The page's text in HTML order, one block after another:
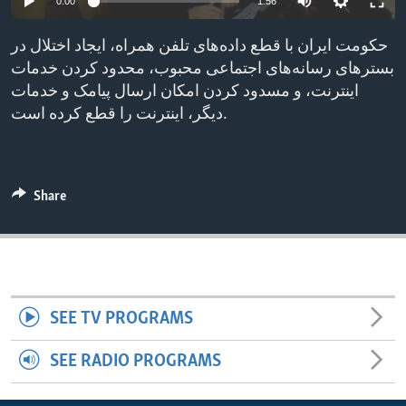
ENVIRONMENT AND HEALTH
IDEALS AND INSTITUTIONS
حکومت ایران با قطع داده‌های تلفن همراه، ایجاد اختلال در
بستر‌های رسانه‌های اجتماعی محبوب، محدود کردن خدمات
اینترنت، و مسدود کردن امکان ارسال پیامک و خدمات
دیگر، اینترنت را قطع کرده است.
Share
SEE TV PROGRAMS
SEE RADIO PROGRAMS